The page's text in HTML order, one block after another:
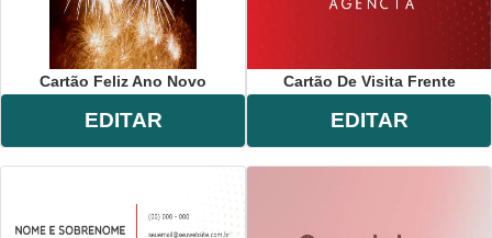
Cartão Feliz Ano Novo
EDITAR
Cartão De Visita Frente
EDITAR